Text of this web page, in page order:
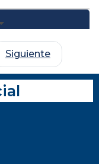
Siguiente